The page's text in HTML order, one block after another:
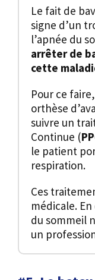
Le fait de
signe d’un
l’apnée du
arrêter de
cette
Pour ce
orthèse
suivre un
Continue (
le patient
respiration.
Ces
médicale.
du sommeil
un